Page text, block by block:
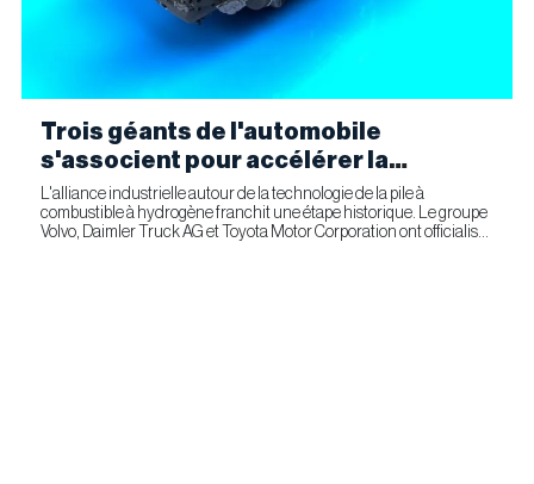
Trois géants de l'automobile
s'associent pour accélérer la
fabrication industrielle de piles à
combustible pour le transport
commercial
L'alliance industrielle autour de la technologie de la pile à
combustible à hydrogène franchit une étape historique. Le groupe
Volvo, Daimler Truck AG et Toyota Motor Corporation ont officialisé